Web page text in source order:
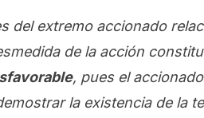
del extremo accionado
de la acción
, pues el
la existencia de la